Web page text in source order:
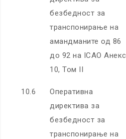
безбедност за
транспонирање на
амандманите од 86
до 92 на ICAO Анекс
10, Том II
10.6
Оперативна
директива за
безбедност за
транспонирање на